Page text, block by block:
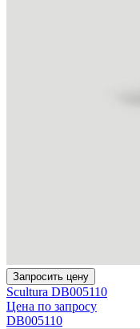
Запросить цену
Scultura DB005110
Цена по запросу
DB005110